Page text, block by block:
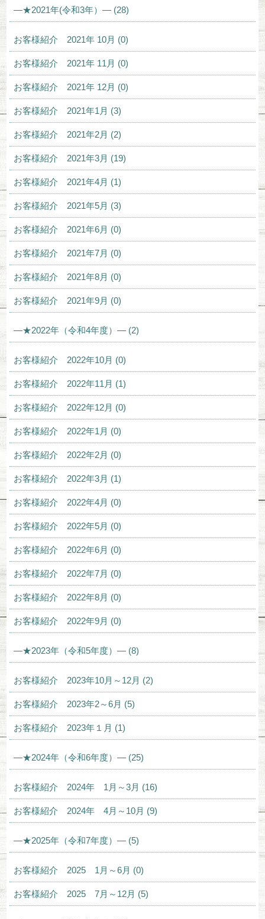
—★2021年(令和3年）— (28)
お客様紹介 2021年 10月 (0)
お客様紹介 2021年 11月 (0)
お客様紹介 2021年 12月 (0)
お客様紹介 2021年1月 (3)
お客様紹介 2021年2月 (2)
お客様紹介 2021年3月 (19)
お客様紹介 2021年4月 (1)
お客様紹介 2021年5月 (3)
お客様紹介 2021年6月 (0)
お客様紹介 2021年7月 (0)
お客様紹介 2021年8月 (0)
お客様紹介 2021年9月 (0)
—★2022年（令和4年度）— (2)
お客様紹介 2022年10月 (0)
お客様紹介 2022年11月 (1)
お客様紹介 2022年12月 (0)
お客様紹介 2022年1月 (0)
お客様紹介 2022年2月 (0)
お客様紹介 2022年3月 (1)
お客様紹介 2022年4月 (0)
お客様紹介 2022年5月 (0)
お客様紹介 2022年6月 (0)
お客様紹介 2022年7月 (0)
お客様紹介 2022年8月 (0)
お客様紹介 2022年9月 (0)
—★2023年（令和5年度）— (8)
お客様紹介 2023年10月～12月 (2)
お客様紹介 2023年2～6月 (5)
お客様紹介 2023年１月 (1)
—★2024年（令和6年度）— (25)
お客様紹介 2024年 1月～3月 (16)
お客様紹介 2024年 4月～10月 (9)
—★2025年（令和7年度）— (5)
お客様紹介 2025 1月～6月 (0)
お客様紹介 2025 7月～12月 (5)